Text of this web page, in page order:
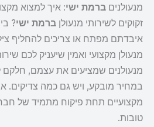
מנעולנים ברמת ישי: איך למצוא
זקוקים לשירותי מנעולן ברמת ישי?
איבדתם מפתח או צריכים להחליף
מנעולן מקצועי ואמין שיעניק לכם
מנעולנים שמציעים את עצמם, חלקם
במחיר מובקע, ויש גם כמה צדיקים.
מקצועיים תחת פיקוח מתמיד של
טובות.